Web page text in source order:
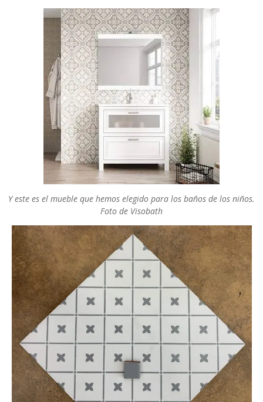
Y este es el mueble que hemos elegido para los baños de los niños.
Foto de Visobath